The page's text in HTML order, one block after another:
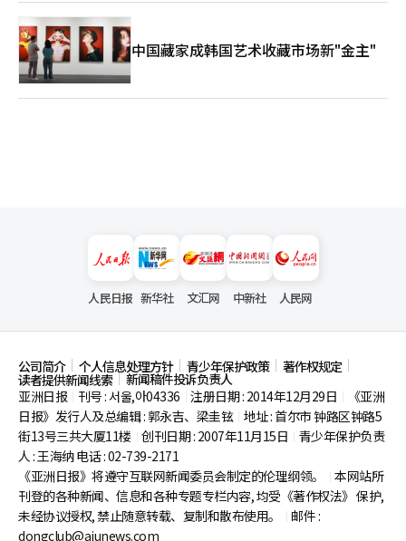
中国藏家成韩国艺术收藏市场新"金主"
人民日报 新华社 文汇网 中新社 人民网
公司简介 个人信息处理方针 青少年保护政策 著作权规定
读者提供新闻线索
新闻稿件投诉负责人
亚洲日报
刊号 : 서울,아04336 注册日期 : 2014年12月29日
《亚洲
日报》发行人及总编辑 : 郭永吉、梁圭铉 地址 : 首尔市钟路区钟路5
街13号三共大厦11楼 创刊日期 : 2007年11月15日
青少年保护负责
人 : 王海纳 电话 : 02-739-2171
《亚洲日报》将遵守互联网新闻委员会制定的伦理纲领。
本网站所
刊登的各种新闻、信息和各种专题专栏内容, 均受《著作权法》 保护,
未经协议授权, 禁止随意转载、复制和散布使用。
邮件 :
dongclub@ajunews.com